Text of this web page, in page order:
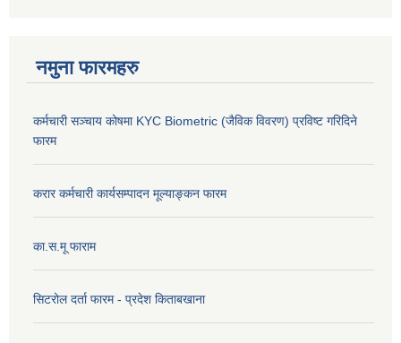
नमुना फारमहरु
कर्मचारी सञ्चाय कोषमा KYC Biometric (जैविक विवरण) प्रविष्ट गरिदिने
फारम
करार कर्मचारी कार्यसम्पादन मूल्याङ्कन फारम
का.स.मू फाराम
सिटरोल दर्ता फारम - प्रदेश किताबखाना